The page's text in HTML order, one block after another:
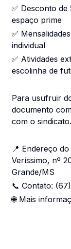
✅ Desconto
espaço prime
✅
individual
✅ Atividades
escolinha de
Para usufruir
documento
com o sindicato.
📍 Endereço
Veríssimo, nº
Grande/MS
📞 Contato:
🌐 Mais